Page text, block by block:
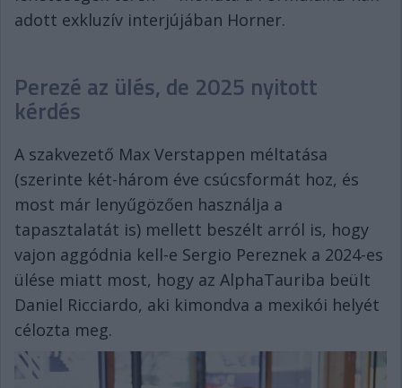
adott exkluzív interjújában Horner.
Perezé az ülés, de 2025 nyitott
kérdés
A szakvezető Max Verstappen méltatása
(szerinte két-három éve csúcsformát hoz, és
most már lenyűgözően használja a
tapasztalatát is) mellett beszélt arról is, hogy
vajon aggódnia kell-e Sergio Pereznek a 2024-es
ülése miatt most, hogy az AlphaTauriba beült
Daniel Ricciardo, aki kimondva a mexikói helyét
célozta meg.